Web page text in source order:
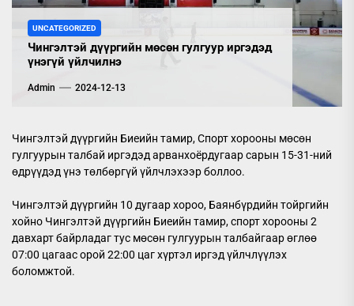
UNCATEGORIZED
Чингэлтэй дүүргийн мөсөн гулгуур иргэдэд
үнэгүй үйлчилнэ
Admin 2024-12-13
Чингэлтэй дүүргийн Биеийн тамир, Спорт хорооны мөсөн
гулгуурын талбай иргэдэд арванхоёрдугаар сарын 15-31-ний
өдрүүдэд үнэ төлбөргүй үйлчлэхээр боллоо.
Чингэлтэй дүүргийн 10 дугаар хороо, Баянбүрдийн тойргийн
хойно Чингэлтэй дүүргийн Биеийн тамир, спорт хорооны 2
давхарт байрладаг тус мөсөн гулгуурын талбайгаар өглөө
07:00 цагаас орой 22:00 цаг хүртэл иргэд үйлчлүүлэх
боломжтой.